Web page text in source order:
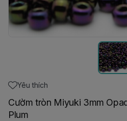
Yêu thích
Cườm tròn Miyuki 3mm
Plum